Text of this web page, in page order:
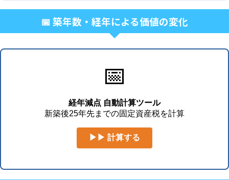
📅 築年数・経年による価値の変化
📅
経年減点 自動計算ツール
新築後25年先までの固定資産税を計算
▶▶ 計算する